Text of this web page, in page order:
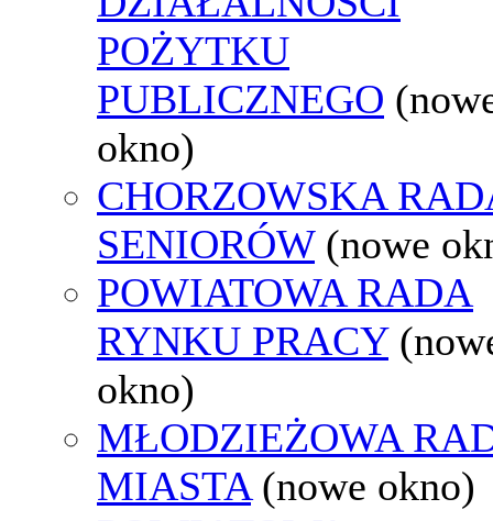
POŻYTKU
PUBLICZNEGO
okno)
CHORZOWSKA
SENIORÓW (nowe
POWIATOWA RADA
RYNKU PRACY
okno)
MŁODZIEŻOWA
MIASTA (nowe okno)